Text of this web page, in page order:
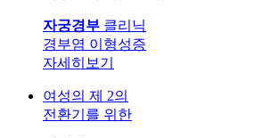
자궁경부 클리닉
경부염 이형성증
자세히보기
여성의 제 2의
전환기를 위한